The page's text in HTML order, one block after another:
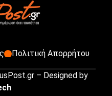
Πολιτική Απορρήτου
– Designed by